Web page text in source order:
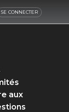
SE CONNECTER
aux